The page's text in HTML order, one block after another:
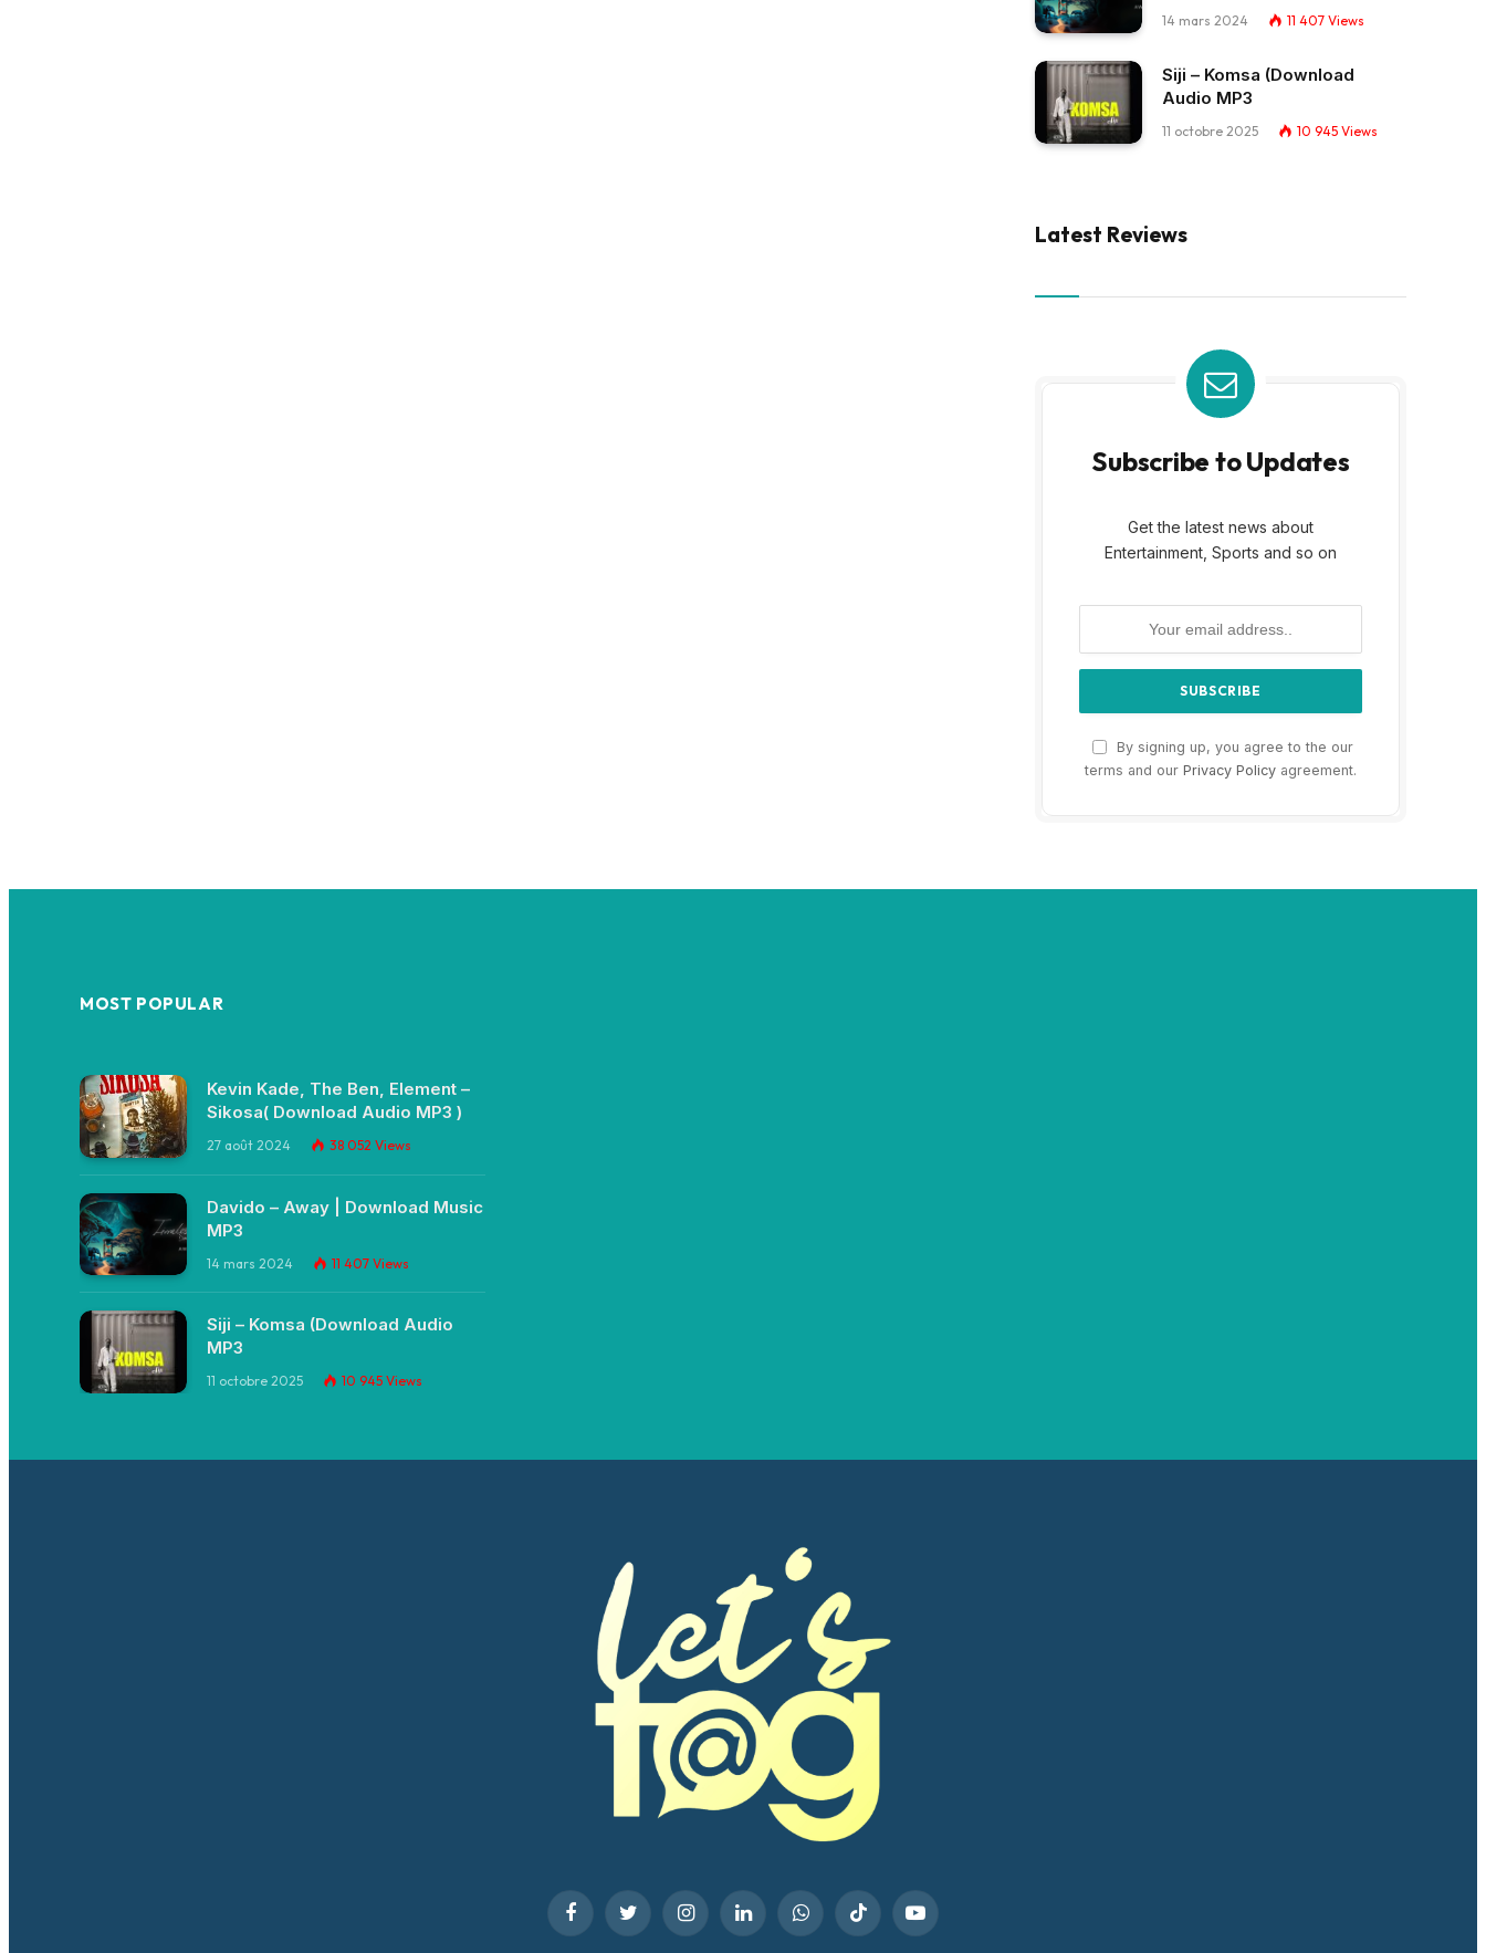
14 mars 2024 11 407 Views
Siji – Komsa (Download
Audio MP3
11 octobre 2025 10 945 Views
Latest Reviews
Subscribe to Updates
Get the latest news about
Entertainment, Sports and so on
By signing up, you agree to the our
terms and our Privacy Policy agreement.
MOST POPULAR
Kevin Kade, The Ben, Element –
Sikosa( Download Audio MP3 )
27 août 2024 38 052 Views
Davido – Away | Download Music
MP3
14 mars 2024 11 407 Views
Siji – Komsa (Download Audio
MP3
11 octobre 2025 10 945 Views
FacebookTwitter InstagramLinkedInWhatsAppTikTok YouTube